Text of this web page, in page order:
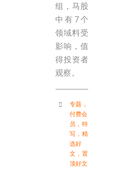
组，马股
中有7个
领域料受
影响，值
得投资者
观察。
专题 ，
付费会
员 ， 特
写 ， 精
选好
文 ， 置
顶好文